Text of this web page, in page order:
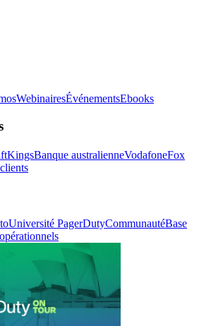
WebinairesÉvénementsEbooks
Banque australienneVodafoneFox
Université PagerDutyCommunautéBase